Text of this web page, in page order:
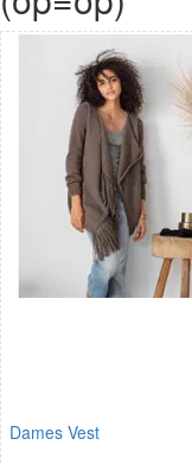
Dames Vest